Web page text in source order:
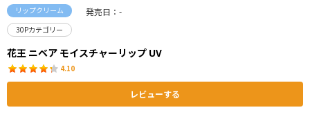
リップクリーム 発売日：-
30Pカテゴリー
花王 ニベア モイスチャーリップ UV
4.10
レビューする